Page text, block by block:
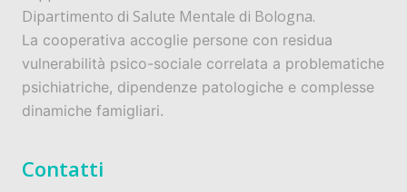
Dipartimento di Salute Mentale di Bologna.
La cooperativa accoglie persone con residua
vulnerabilità psico-sociale correlata a problematiche
psichiatriche, dipendenze patologiche e complesse
dinamiche famigliari.
Contatti